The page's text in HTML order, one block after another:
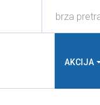
AKCIJA